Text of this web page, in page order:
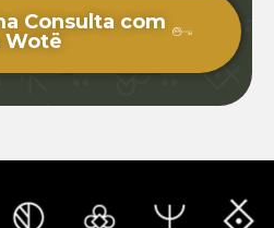
Consulta com
Wotë